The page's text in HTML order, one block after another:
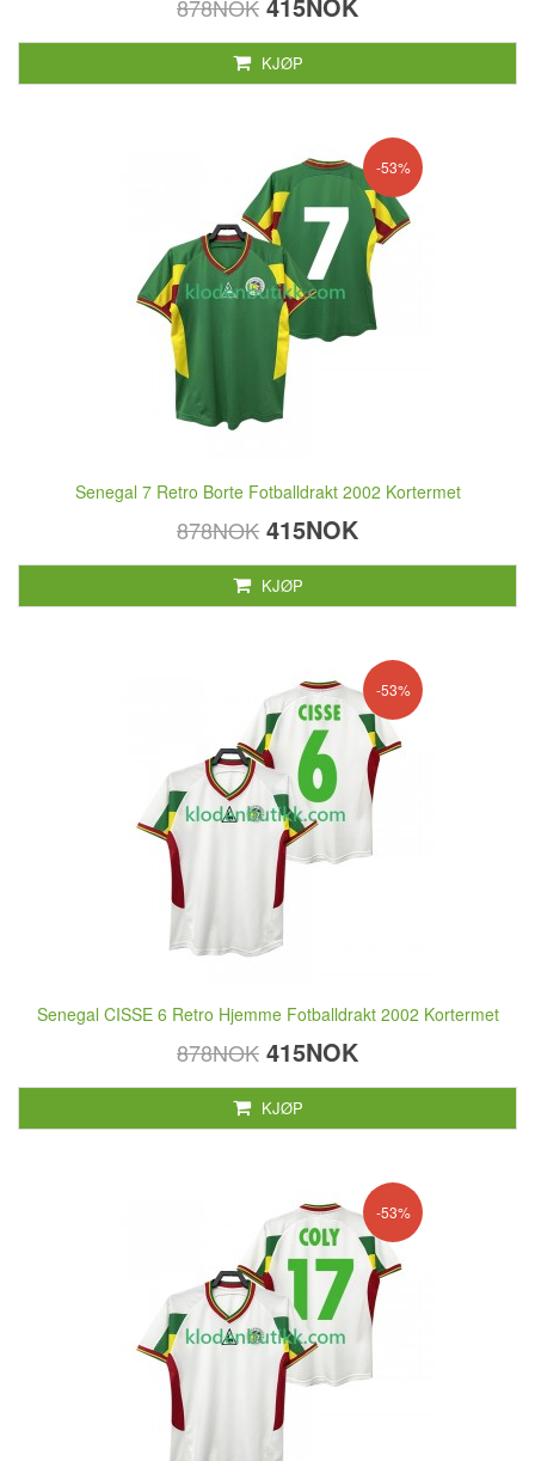
878NOK
KJØP
-53%
Senegal 7 Retro Borte Fotballdrakt 2002 Kortermet
878NOK 415NOK
KJØP
-53%
Senegal CISSE 6 Retro Hjemme Fotballdrakt 2002 Kortermet
878NOK 415NOK
KJØP
-53%